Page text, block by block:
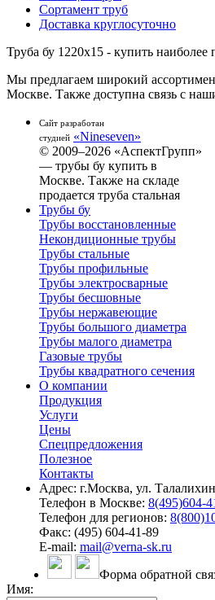
Сортамент труб
Доставка круглосуточно
Труба бу 1220х15 - купить
Мы предлагаем широкий
Москве. Также доступна связь с
Сайт разработан
студией «Nineseven»
© 2009–2026 «АспектГрупп»
— трубы бу купить в
Москве. Также на складе
продается труба стальная
Трубы бу
Трубы восстановленные
Некондиционные трубы
Трубы стальные
Трубы профильные
Трубы электросварные
Трубы бесшовные
Трубы нержавеющие
Трубы большого диаметра
Трубы малого диаметра
Газовые трубы
Трубы квадратного сечения
О компании
Продукция
Услуги
Цены
Спецпредложения
Полезное
Контакты
Адрес: г.Москва, ул.
Телефон в Москве: 8(495)604-
Телефон для регионов:
Факс: (495) 604-41-89
E-mail: mail@verna-sk.ru
Форма обратной
Имя: